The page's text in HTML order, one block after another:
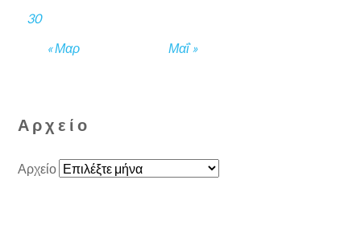
« Μαρ Μαΐ »
30
Αρχείο
Αρχείο